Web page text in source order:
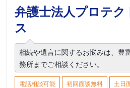
弁護士法人プロテク
ス
相続や遺言に関するお悩みは、豊
務所までご相談ください。
電話相談可能 初回面談無料
土日